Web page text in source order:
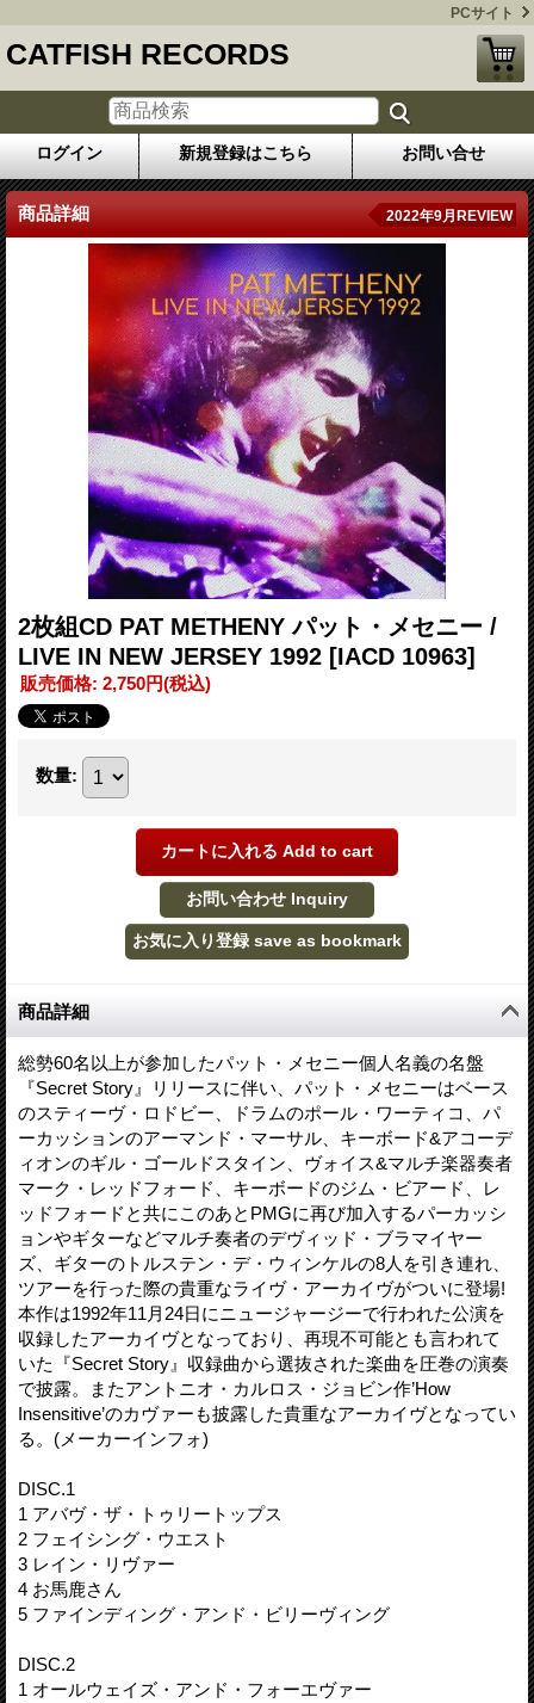
PCサイト
CATFISH RECORDS
ログイン 新規登録はこちら お問い合せ
商品詳細 2022年9月REVIEW
2枚組CD PAT METHENY パット・メセニー /
LIVE IN NEW JERSEY 1992 [IACD 10963]
販売価格: 2,750円(税込)
数量:
商品詳細
総勢60名以上が参加したパット・メセニー個人名義の名盤
『Secret Story』リリースに伴い、パット・メセニーはベース
のスティーヴ・ロドビー、ドラムのポール・ワーティコ、パ
ーカッションのアーマンド・マーサル、キーボード&アコーデ
ィオンのギル・ゴールドスタイン、ヴォイス&マルチ楽器奏者
マーク・レッドフォード、キーボードのジム・ビアード、レ
ッドフォードと共にこのあとPMGに再び加入するパーカッシ
ョンやギターなどマルチ奏者のデヴィッド・ブラマイヤー
ズ、ギターのトルステン・デ・ウィンケルの8人を引き連れ、
ツアーを行った際の貴重なライヴ・アーカイヴがついに登場!
本作は1992年11月24日にニュージャージーで行われた公演を
収録したアーカイヴとなっており、再現不可能とも言われて
いた『Secret Story』収録曲から選抜された楽曲を圧巻の演奏
で披露。またアントニオ・カルロス・ジョビン作’How
Insensitive’のカヴァーも披露した貴重なアーカイヴとなってい
る。(メーカーインフォ)
DISC.1
1 アバヴ・ザ・トゥリートップス
2 フェイシング・ウエスト
3 レイン・リヴァー
4 お馬鹿さん
5 ファインディング・アンド・ビリーヴィング
DISC.2
1 オールウェイズ・アンド・フォーエヴァー